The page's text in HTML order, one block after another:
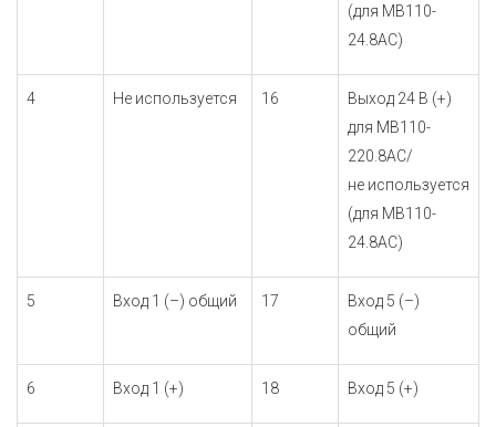
(для МВ110-
24.8АС)
4 Не используется 16
Выход 24 В (+)
для МВ110-
220.8АС/
не используется
(для МВ110-
24.8АС)
5 Вход 1 (–) общий 17
Вход 5 (–)
общий
6 Вход 1 (+) 18 Вход 5 (+)